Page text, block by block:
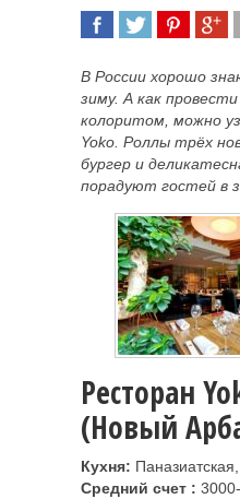
В России хорошо
зиму. А как
колоритом, можно
Yoko. Роллы трёх
бургер и
порадуют гостей в
Ресторан
(Новый
Кухня:
Средний счет :